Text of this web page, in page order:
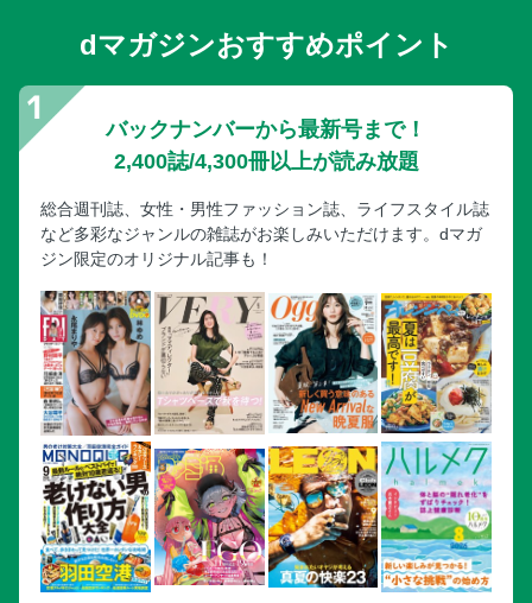
dマガジンおすすめポイント
バックナンバーから最新号まで！
2,400誌/4,300冊以上が読み放題
総合週刊誌、女性・男性ファッション誌、ライフスタイル誌
など多彩なジャンルの雑誌がお楽しみいただけます。dマガ
ジン限定のオリジナル記事も！